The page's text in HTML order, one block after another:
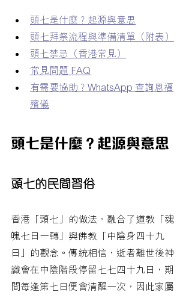
頭七是什麼？起源與意思
頭七拜祭流程與準備清單（附表）
頭七禁忌（香港常見）
常見問題 FAQ
有需要協助？WhatsApp 查詢恩福
殯儀
頭七是什麼？起源與意思
頭七的民間習俗
香港「頭七」的做法，融合了道教「魂
魄七日一轉」與佛教「中陰身四十九
日」的觀念。傳統相信，逝者離世後神
識會在中陰階段停留七七四十九日，期
間每逢第七日便會清醒一次，因此家屬